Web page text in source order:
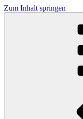
Zum Inhalt springen